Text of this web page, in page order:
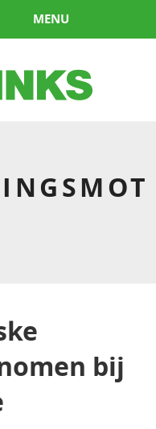
MENU
bij